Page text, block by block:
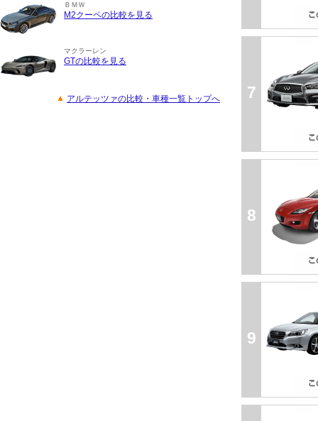
ＢＭＷ
M2クーペの比較を見る
マクラーレン
GTの比較を見る
アルテッツァの比較・車種一覧トップへ 7
8
9